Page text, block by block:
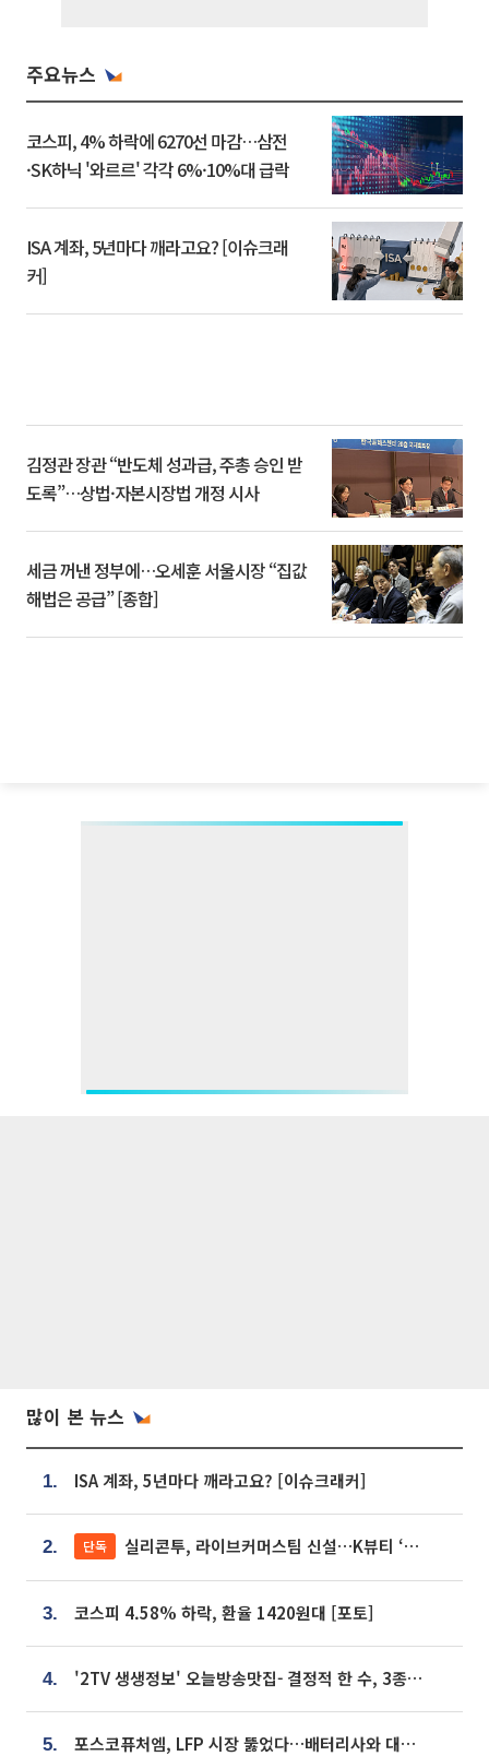
주요뉴스
코스피, 4% 하락에 6270선 마감…삼전
·SK하닉 '와르르' 각각 6%·10%대 급락
ISA 계좌, 5년마다 깨라고요? [이슈크래
커]
김정관 장관 “반도체 성과급, 주총 승인 받
도록”…상법·자본시장법 개정 시사
세금 꺼낸 정부에…오세훈 서울시장 “집값
해법은 공급” [종합]
많이 본 뉴스
1. ISA 계좌, 5년마다 깨라고요? [이슈크래커]
2. 단독 실리콘투, 라이브커머스팀 신설…K뷰티 ‘글로벌 판매망’ 확대[K뷰티 라방戰]
3. 코스피 4.58% 하락, 환율 1420원대 [포토]
4. '2TV 생생정보' 오늘방송맛집- 결정적 한 수, 3종 메밀면! 메밀 소바 맛집 '의○○○○'
5. 포스코퓨처엠, LFP 시장 뚫었다…배터리사와 대규모 장기 공급 합의